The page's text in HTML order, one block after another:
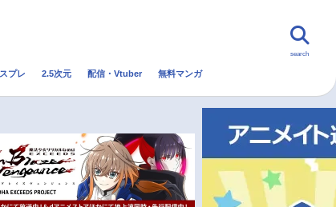
トレンド 無料マンガ
秋アニメ
search
プレ 2.5次元 配信・Vtuber 無料マンガ